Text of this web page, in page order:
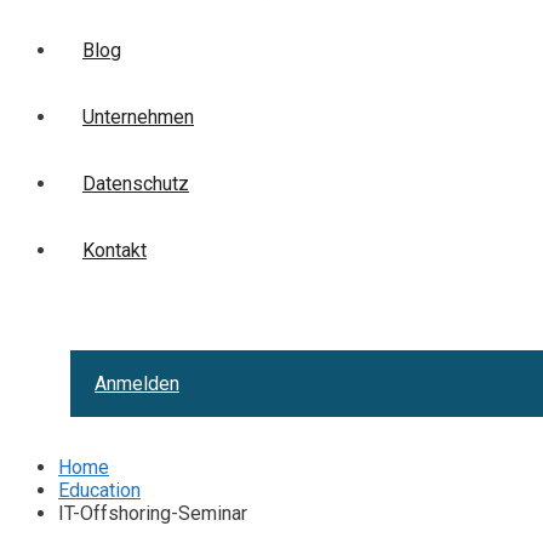
Blog
Unternehmen
Datenschutz
Kontakt
Anmelden
Home
Education
IT-Offshoring-Seminar